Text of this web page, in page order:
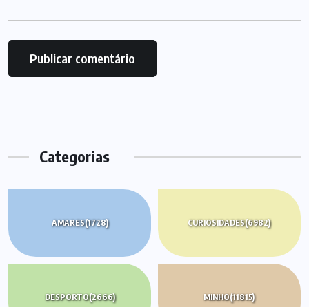
Categorias
AMARES(1728) CURIOSIDADES(6982)
DESPORTO(2666) MINHO(11815)